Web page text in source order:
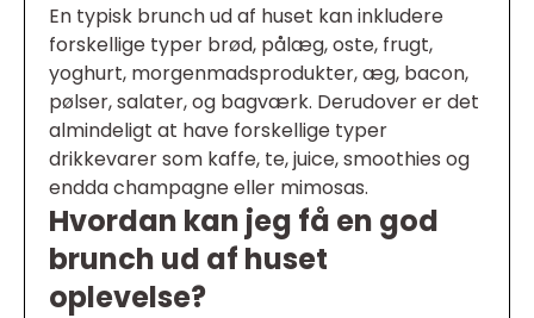
En typisk brunch ud af huset kan inkludere
forskellige typer brød, pålæg, oste, frugt,
yoghurt, morgenmadsprodukter, æg, bacon,
pølser, salater, og bagværk. Derudover er det
almindeligt at have forskellige typer
drikkevarer som kaffe, te, juice, smoothies og
endda champagne eller mimosas.
Hvordan kan jeg få en god
brunch ud af huset
oplevelse?